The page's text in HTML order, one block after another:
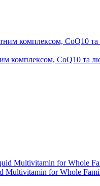
комплексом, CoQ10 та
Multivitamin for Whole